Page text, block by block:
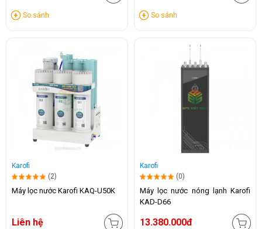
So sánh So sánh
Karofi
(2)
Máy lọc nước Karofi KAQ-U50K
Liên hệ
Karofi
(0)
Máy lọc nước nóng lạnh Karofi
KAD-D66
13.380.000đ